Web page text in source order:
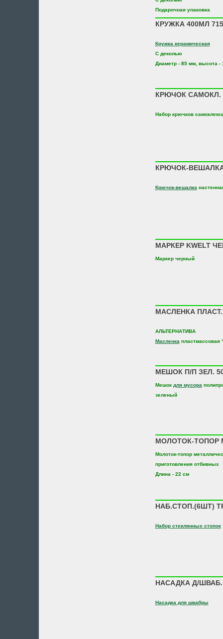
Подарочная упаковка
КРУЖКА 400МЛ
Кружка керамическая
С деколью
Диаметр - 85 мм, высота -
КРЮЧОК САМОКЛ.
Набор крючков
КРЮЧОК-
Крючок-вешалка
МАРКЕР KWELT
Маркер черный
МАСЛЕНКА
АЛЬТЕРНАТИВА
Масленка пластмассовая
МЕШОК П/П ЗЕЛ.
Мешок для мусора
зеленый
МОЛОТОК-ТОПОР
Молоток-топор
приготовления отбивных
Длина - 22 см
НАБ.СТОП.(6ШТ)
Набор стеклянных стопок
НАСАДКА Д/
Насадка для швабры